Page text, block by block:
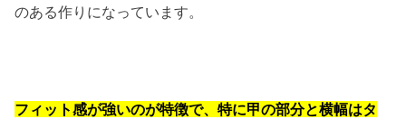
のある作りになっています。
フィット感が強いのが特徴で、特に甲の部分と横幅はタ